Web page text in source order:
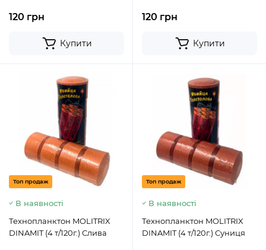
120 грн
Купити
120 грн
Купити
Топ продаж
В наявності
Технопланктон MOLITRIX
DINAMIT (4 т/120г.) Слива
Топ продаж
В наявності
Технопланктон MOLITRIX
DINAMIT (4 т/120г.) Суниця